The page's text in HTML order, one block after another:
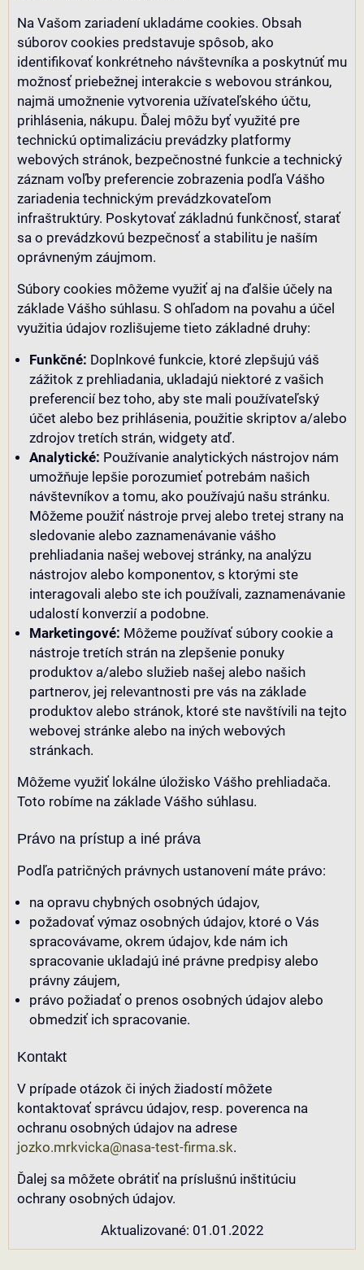
Na Vašom zariadení ukladáme cookies. Obsah
súborov cookies predstavuje spôsob, ako
identifikovať konkrétneho návštevníka a poskytnúť mu
možnosť priebežnej interakcie s webovou stránkou,
najmä umožnenie vytvorenia užívateľského účtu,
prihlásenia, nákupu. Ďalej môžu byť využité pre
technickú optimalizáciu prevádzky platformy
webových stránok, bezpečnostné funkcie a technický
záznam voľby preferencie zobrazenia podľa Vášho
zariadenia technickým prevádzkovateľom
infraštruktúry. Poskytovať základnú funkčnosť, starať
sa o prevádzkovú bezpečnosť a stabilitu je naším
oprávneným záujmom.
Súbory cookies môžeme využiť aj na ďalšie účely na
základe Vášho súhlasu. S ohľadom na povahu a účel
využitia údajov rozlišujeme tieto základné druhy:
Funkčné: Doplnkové funkcie, ktoré zlepšujú váš
zážitok z prehliadania, ukladajú niektoré z vašich
preferencií bez toho, aby ste mali používateľský
účet alebo bez prihlásenia, použitie skriptov a/alebo
zdrojov tretích strán, widgety atď.
Analytické: Používanie analytických nástrojov nám
umožňuje lepšie porozumieť potrebám našich
návštevníkov a tomu, ako používajú našu stránku.
Môžeme použiť nástroje prvej alebo tretej strany na
sledovanie alebo zaznamenávanie vášho
prehliadania našej webovej stránky, na analýzu
nástrojov alebo komponentov, s ktorými ste
interagovali alebo ste ich používali, zaznamenávanie
udalostí konverzií a podobne.
Marketingové: Môžeme používať súbory cookie a
nástroje tretích strán na zlepšenie ponuky
produktov a/alebo služieb našej alebo našich
partnerov, jej relevantnosti pre vás na základe
produktov alebo stránok, ktoré ste navštívili na tejto
webovej stránke alebo na iných webových
stránkach.
Môžeme využiť lokálne úložisko Vášho prehliadača.
Toto robíme na základe Vášho súhlasu.
Právo na prístup a iné práva
Podľa patričných právnych ustanovení máte právo:
na opravu chybných osobných údajov,
požadovať výmaz osobných údajov, ktoré o Vás
spracovávame, okrem údajov, kde nám ich
spracovanie ukladajú iné právne predpisy alebo
právny záujem,
právo požiadať o prenos osobných údajov alebo
obmedziť ich spracovanie.
Kontakt
V prípade otázok či iných žiadostí môžete
kontaktovať správcu údajov, resp. poverenca na
ochranu osobných údajov na adrese
jozko.mrkvicka@nasa-test-firma.sk.
Ďalej sa môžete obrátiť na príslušnú inštitúciu
ochrany osobných údajov.
Aktualizované: 01.01.2022